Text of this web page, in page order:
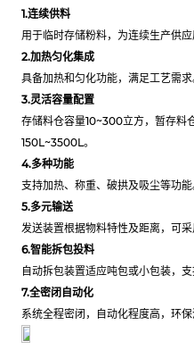
1.连续供料
用于临时存储粉料，为连续生产供应
2.加热匀化集成
具备加热和匀化功能，满足工艺需求
3.灵活容量配置
存储料仓容量10~300立方，暂存料
150L~3500L。
4.多种功能
支持加热、称重、破拱及吸尘等功能
5.多元输送
发送装置根据物料特性及距离，可
6.智能拆包投料
自动拆包装置适应吨包或小包装，支
7.全密闭自动化
系统全程密闭，自动化程度高，环